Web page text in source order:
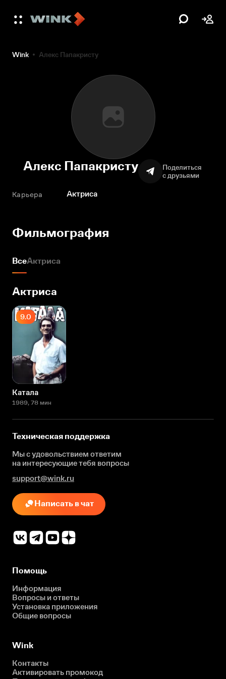
Wink Алекс Папакристу
Алекс Папакристу
Поделиться
с друзьями
Карьера Актриса
Фильмография
ВсеАктриса
Актриса
9.0
Катала
1989, 78 мин
Техническая поддержка
Мы с удовольствием ответим
на интересующиетебя вопросы
support@wink.ru
Написать в чат
Помощь
Информация
Вопросы и ответы
Установка приложения
Общие вопросы
Wink
Контакты
Активировать промокод